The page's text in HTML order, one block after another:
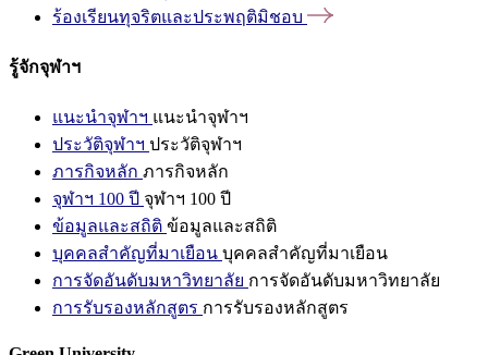
ร้องเรียนทุจริตและประพฤติมิชอบ
รู้จักจุฬาฯ
แนะนำจุฬาฯ แนะนำจุฬาฯ
ประวัติจุฬาฯ ประวัติจุฬาฯ
ภารกิจหลัก ภารกิจหลัก
จุฬาฯ 100 ปี จุฬาฯ 100 ปี
ข้อมูลและสถิติ ข้อมูลและสถิติ
บุคคลสำคัญที่มาเยือน บุคคลสำคัญที่มาเยือน
การจัดอันดับมหาวิทยาลัย การจัดอันดับมหาวิทยาลัย
การรับรองหลักสูตร การรับรองหลักสูตร